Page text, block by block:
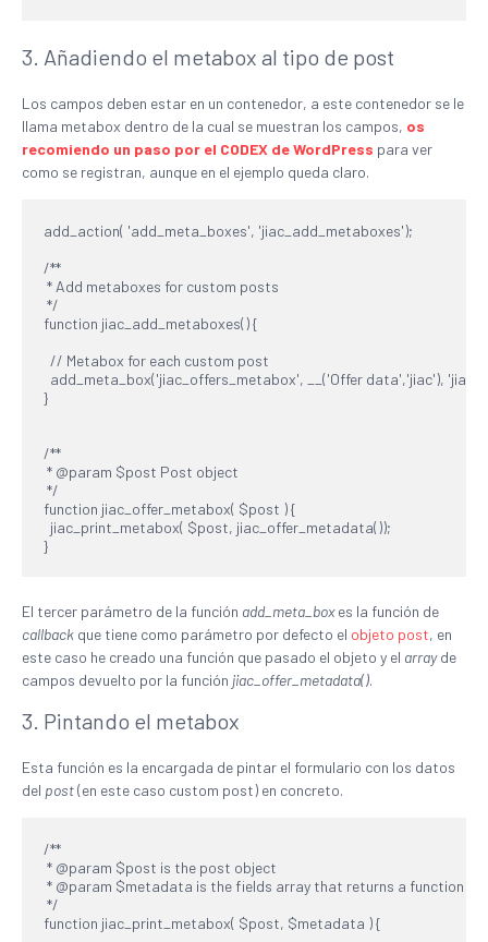
3. Añadiendo el metabox al tipo de post
Los campos deben estar en un contenedor, a este contenedor se le
llama metabox dentro de la cual se muestran los campos, os
recomiendo un paso por el CODEX de WordPress para ver
como se registran, aunque en el ejemplo queda claro.
add_action( 'add_meta_boxes', 'jiac_add_metaboxes');
/**
* Add metaboxes for custom posts
*/
function jiac_add_metaboxes() {
  // Metabox for each custom post
add_meta_box('jiac_offers_metabox', __('Offer data','jiac'),
}
/**
* @param $post Post object
*/
function jiac_offer_metabox( $post ) {
  jiac_print_metabox( $post, jiac_offer_metadata());
}
El tercer parámetro de la función add_meta_boxes la función de
callback que tiene como parámetro por defecto el objeto post, en
este caso he creado una función que pasado el objeto y el arrayde
campos devuelto por la función jiac_offer_metadata().
3. Pintando el metabox
Esta función es la encargada de pintar el formulario con los datos
del post(en este caso custom post) en concreto.
/**
* @param $post is the post object
* @param $metadata is the fields array that returns a function
*/
function jiac_print_metabox( $post, $metadata ) {